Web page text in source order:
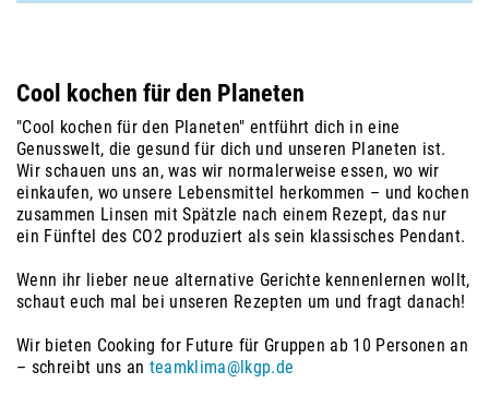
Cool kochen für den Planeten
"Cool kochen für den Planeten" entführt dich in eine
Genusswelt, die gesund für dich und unseren Planeten ist.
Wir schauen uns an, was wir normalerweise essen, wo wir
einkaufen, wo unsere Lebensmittel herkommen – und kochen
zusammen Linsen mit Spätzle nach einem Rezept, das nur
ein Fünftel des CO2 produziert als sein klassisches Pendant.
Wenn ihr lieber neue alternative Gerichte kennenlernen wollt,
schaut euch mal bei unseren Rezepten um und fragt danach!
Wir bieten Cooking for Future für Gruppen ab 10 Personen an
– schreibt uns an teamklima@lkgp.de